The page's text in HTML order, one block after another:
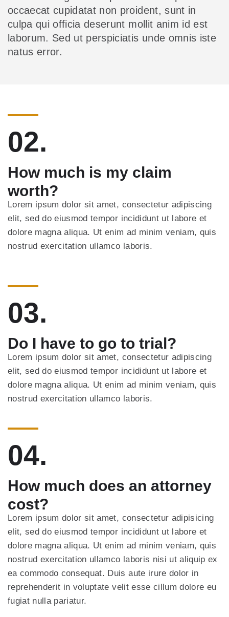
occaecat cupidatat non proident, sunt in
culpa qui officia deserunt mollit anim id est
laborum. Sed ut perspiciatis unde omnis iste
natus error.
02.
How much is my claim
worth?
Lorem ipsum dolor sit amet, consectetur adipiscing
elit, sed do eiusmod tempor incididunt ut labore et
dolore magna aliqua. Ut enim ad minim veniam, quis
nostrud exercitation ullamco laboris.
03.
Do I have to go to trial?
Lorem ipsum dolor sit amet, consectetur adipiscing
elit, sed do eiusmod tempor incididunt ut labore et
dolore magna aliqua. Ut enim ad minim veniam, quis
nostrud exercitation ullamco laboris.
04.
How much does an attorney
cost?
Lorem ipsum dolor sit amet, consectetur adipisicing
elit, sed do eiusmod tempor incididunt ut labore et
dolore magna aliqua. Ut enim ad minim veniam, quis
nostrud exercitation ullamco laboris nisi ut aliquip ex
ea commodo consequat. Duis aute irure dolor in
reprehenderit in voluptate velit esse cillum dolore eu
fugiat nulla pariatur.